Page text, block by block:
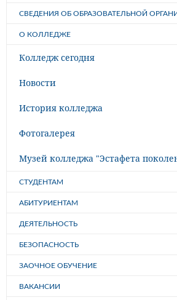
СВЕДЕНИЯ ОБ ОБРАЗОВАТЕЛЬНОЙ
О КОЛЛЕДЖЕ
Колледж сегодня
Новости
История колледжа
Фотогалерея
Музей колледжа "Эстафета
СТУДЕНТАМ
АБИТУРИЕНТАМ
ДЕЯТЕЛЬНОСТЬ
БЕЗОПАСНОСТЬ
ЗАОЧНОЕ ОБУЧЕНИЕ
ВАКАНСИИ